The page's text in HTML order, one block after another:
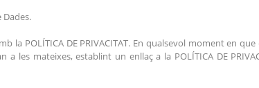
POLÍTICA DE PRIVACITAT. En qualsevol moment en
mateixes, establint un enllaç a la POLÍTICA DE